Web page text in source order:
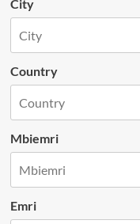
City
Country
Mbiemri
Emri